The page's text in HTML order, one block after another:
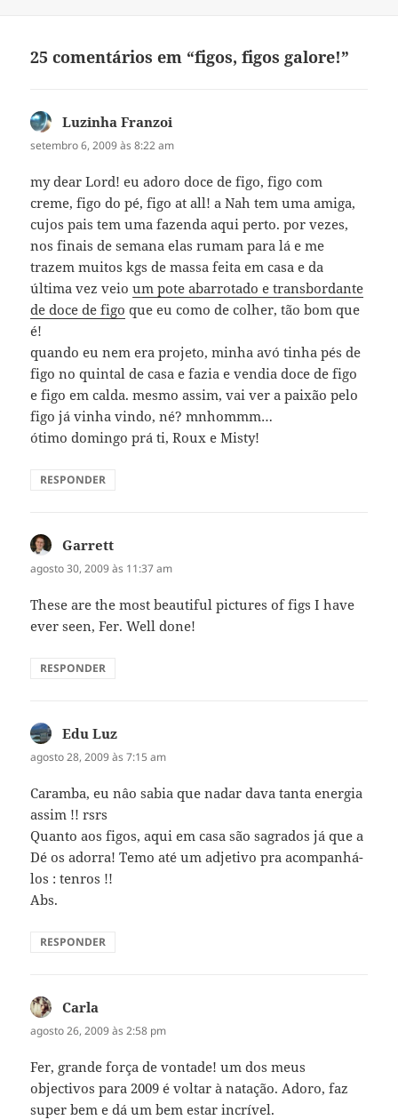
25 comentários em “figos, figos galore!”
Luzinha Franzoi
setembro 6, 2009 às 8:22 am
my dear Lord! eu adoro doce de figo, figo com
creme, figo do pé, figo at all! a Nah tem uma amiga,
cujos pais tem uma fazenda aqui perto. por vezes,
nos finais de semana elas rumam para lá e me
trazem muitos kgs de massa feita em casa e da
última vez veioum pote abarrotado e transbordante
de doce de figo que eu como de colher, tão bom que
é!
quando eu nem era projeto, minha avó tinha pés de
figo no quintal de casa e fazia e vendia doce de figo
e figo em calda. mesmo assim, vai ver a paixão pelo
figo já vinha vindo, né? mnhommm…
ótimo domingo prá ti, Roux e Misty!
RESPONDER
Garrett
agosto 30, 2009 às 11:37 am
These are the most beautiful pictures of figs I have
ever seen, Fer. Well done!
RESPONDER
Edu Luz
agosto 28, 2009 às 7:15 am
Caramba, eu nâo sabia que nadar dava tanta energia
assim !! rsrs
Quanto aos figos, aqui em casa são sagrados já que a
Dé os adorra! Temo até um adjetivo pra acompanhá-
los : tenros !!
Abs.
RESPONDER
Carla
agosto 26, 2009 às 2:58 pm
Fer, grande força de vontade! um dos meus
objectivos para 2009 é voltar à natação. Adoro, faz
super bem e dá um bem estar incrível.